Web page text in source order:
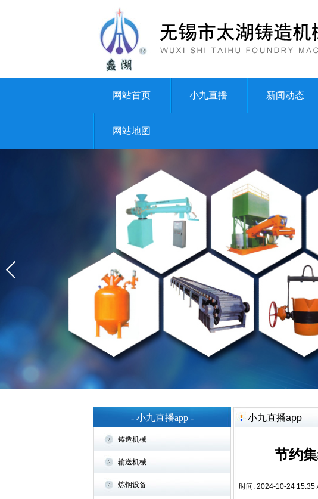
网站首页 小九直播 新闻动态
网站地图
- 小九直播app -
铸造机械
输送机械
炼钢设备
小九直播app
节约
时间: 2024-10-24